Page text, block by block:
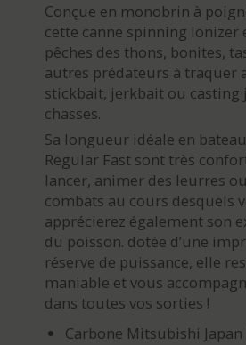
Conçue en monobrin à
cette canne spinning Ionizer
pêches des thons, bonites,
autres prédateurs à traquer
stickbait, jerkbait ou casting
chasses.
Sa longueur idéale en
Regular Fast sont très
lancer, animer des leurres
combats au cours desquels
apprécierez également son
du poisson. dotée d’une
réserve de puissance, elle
maniable et vous
dans toutes vos sorties !
Carbone Mitsubishi